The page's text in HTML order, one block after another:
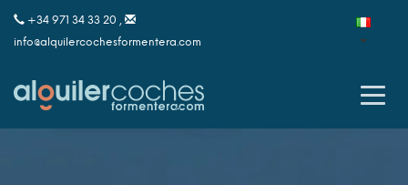
+34 971 34 33 20 ,
info@alquilercochesformentera.com